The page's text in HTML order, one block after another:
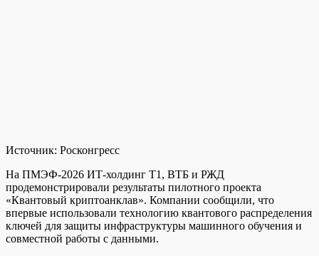
Источник: Росконгресс
На ПМЭФ-2026 ИТ-холдинг Т1, ВТБ и РЖД
продемонстрировали результаты пилотного проекта
«Квантовый криптоанклав». Компании сообщили, что
впервые использовали технологию квантового распределения
ключей для защиты инфраструктуры машинного обучения и
совместной работы с данными.